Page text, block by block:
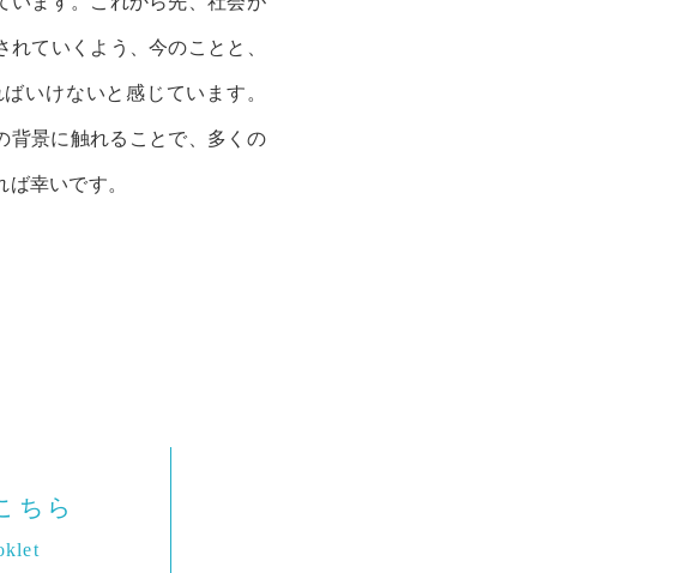
ていくよう、今のことと、
いけないと感じています。
背景に触れることで、多くの
幸いです。
ちら